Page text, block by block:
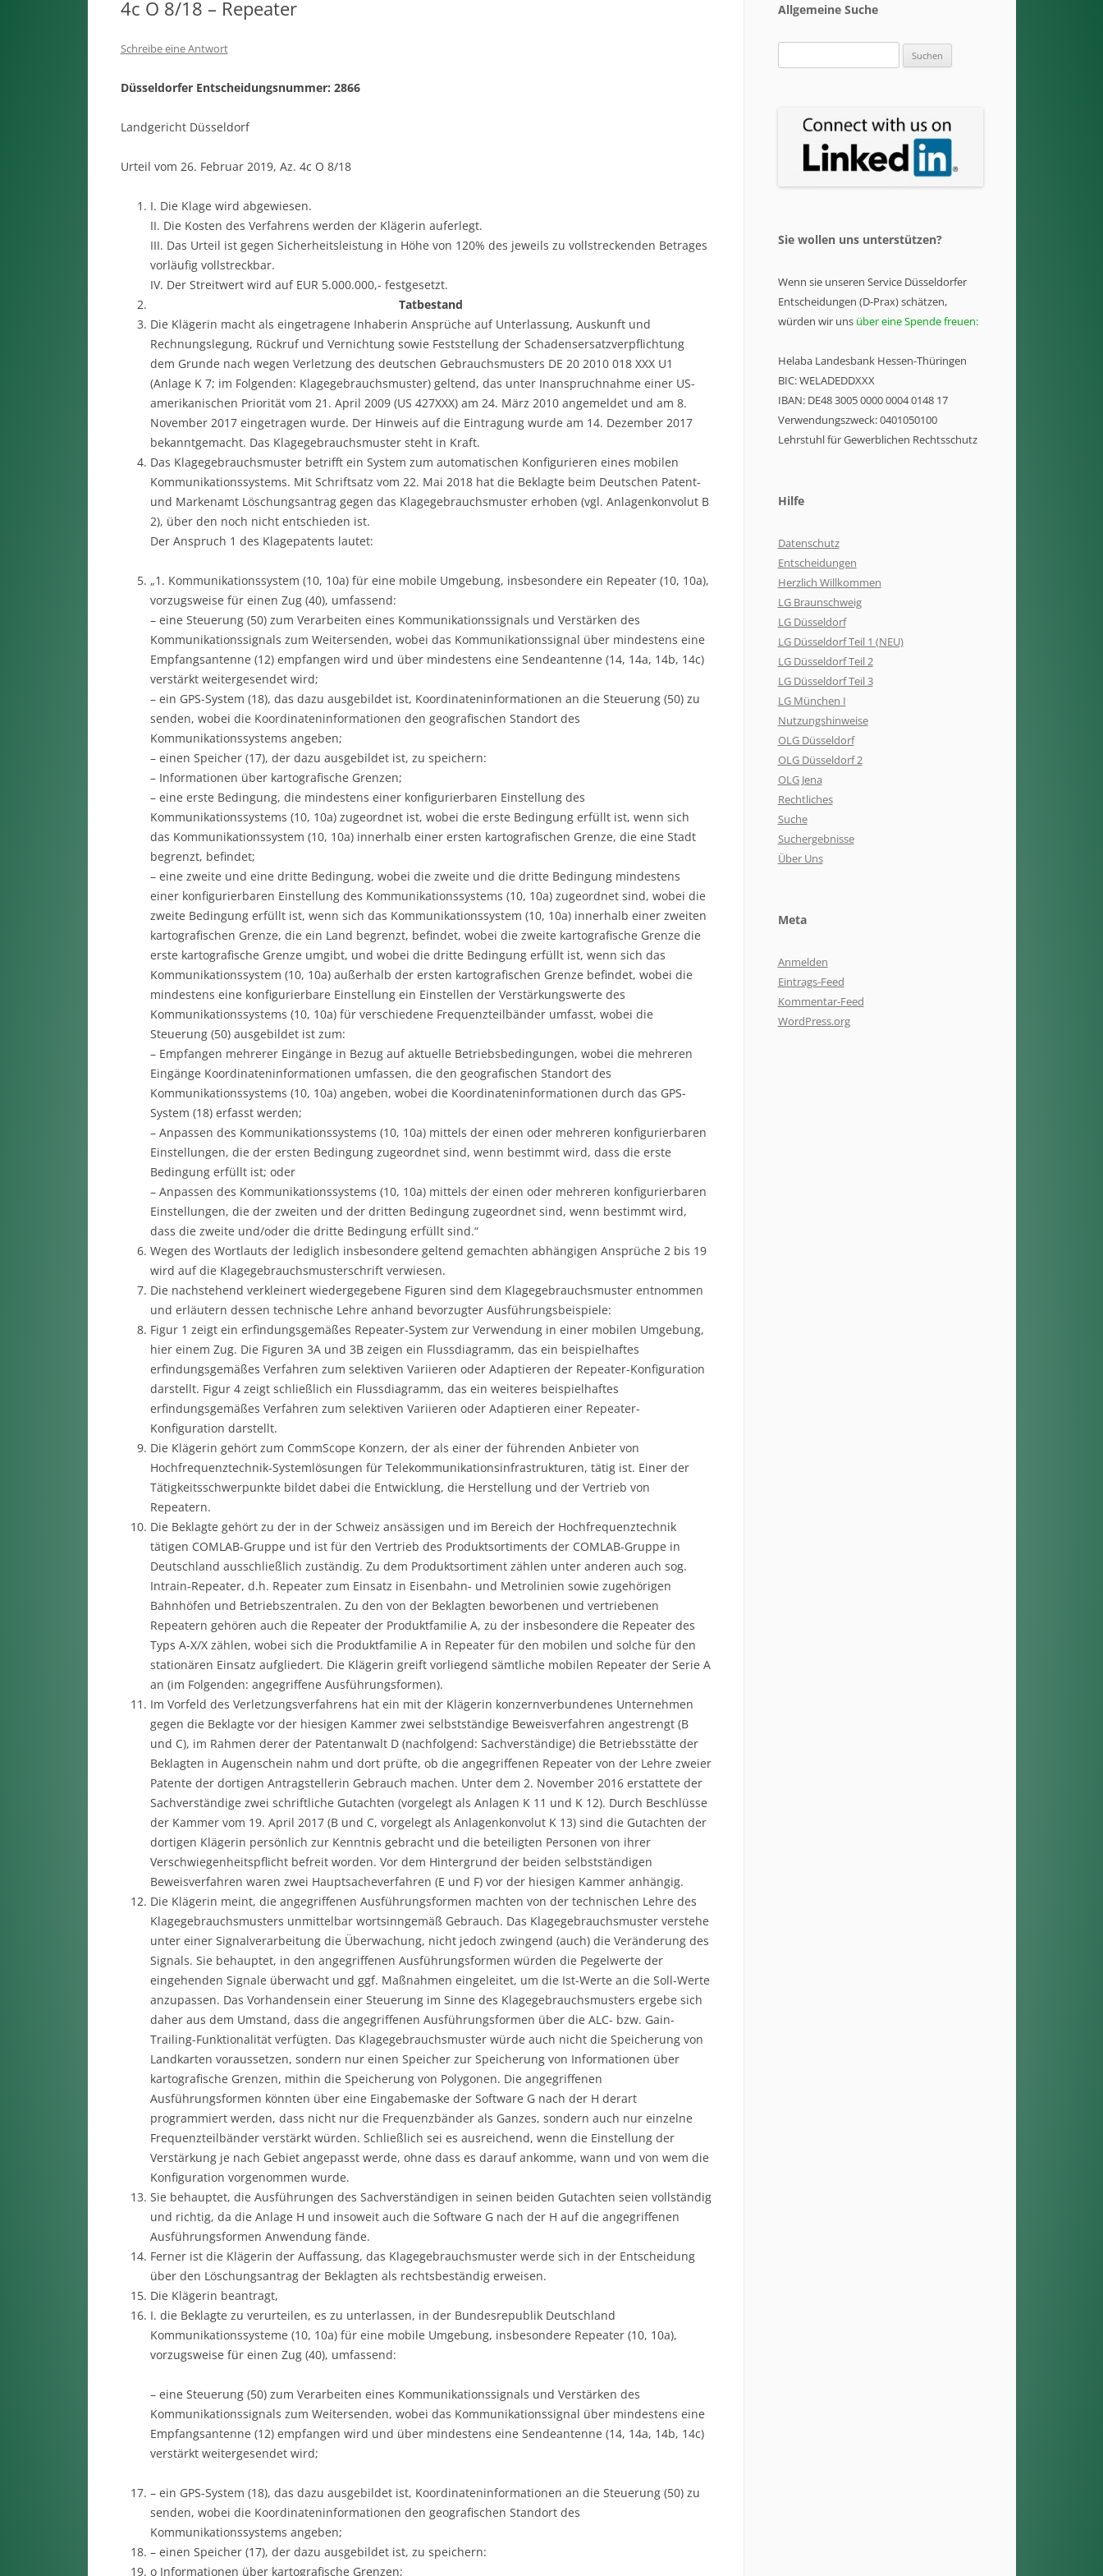
4c O 8/18 – Repeater
Schreibe eine Antwort
Düsseldorfer Entscheidungsnummer: 2866
Landgericht Düsseldorf
Urteil vom 26. Februar 2019, Az. 4c O 8/18
I. Die Klage wird abgewiesen.
II. Die Kosten des Verfahrens werden der Klägerin auferlegt.
III. Das Urteil ist gegen Sicherheitsleistung in Höhe von 120% des jeweils zu vollstreckenden Betrages
vorläufig vollstreckbar.
IV. Der Streitwert wird auf EUR 5.000.000,- festgesetzt.
Tatbestand
Die Klägerin macht als eingetragene Inhaberin Ansprüche auf Unterlassung, Auskunft und
Rechnungslegung, Rückruf und Vernichtung sowie Feststellung der Schadensersatzverpflichtung
dem Grunde nach wegen Verletzung des deutschen Gebrauchsmusters DE 20 2010 018 XXX U1
(Anlage K 7; im Folgenden: Klagegebrauchsmuster) geltend, das unter Inanspruchnahme einer US-
amerikanischen Priorität vom 21. April 2009 (US 427XXX) am 24. März 2010 angemeldet und am 8.
November 2017 eingetragen wurde. Der Hinweis auf die Eintragung wurde am 14. Dezember 2017
bekanntgemacht. Das Klagegebrauchsmuster steht in Kraft.
Das Klagegebrauchsmuster betrifft ein System zum automatischen Konfigurieren eines mobilen
Kommunikationssystems. Mit Schriftsatz vom 22. Mai 2018 hat die Beklagte beim Deutschen Patent-
und Markenamt Löschungsantrag gegen das Klagegebrauchsmuster erhoben (vgl. Anlagenkonvolut B
2), über den noch nicht entschieden ist.
Der Anspruch 1 des Klagepatents lautet:
„1. Kommunikationssystem (10, 10a) für eine mobile Umgebung, insbesondere ein Repeater (10, 10a),
vorzugsweise für einen Zug (40), umfassend:
– eine Steuerung (50) zum Verarbeiten eines Kommunikationssignals und Verstärken des
Kommunikationssignals zum Weitersenden, wobei das Kommunikationssignal über mindestens eine
Empfangsantenne (12) empfangen wird und über mindestens eine Sendeantenne (14, 14a, 14b, 14c)
verstärkt weitergesendet wird;
– ein GPS-System (18), das dazu ausgebildet ist, Koordinateninformationen an die Steuerung (50) zu
senden, wobei die Koordinateninformationen den geografischen Standort des
Kommunikationssystems angeben;
– einen Speicher (17), der dazu ausgebildet ist, zu speichern:
– Informationen über kartografische Grenzen;
– eine erste Bedingung, die mindestens einer konfigurierbaren Einstellung des
Kommunikationssystems (10, 10a) zugeordnet ist, wobei die erste Bedingung erfüllt ist, wenn sich
das Kommunikationssystem (10, 10a) innerhalb einer ersten kartografischen Grenze, die eine Stadt
begrenzt, befindet;
– eine zweite und eine dritte Bedingung, wobei die zweite und die dritte Bedingung mindestens
einer konfigurierbaren Einstellung des Kommunikationssystems (10, 10a) zugeordnet sind, wobei die
zweite Bedingung erfüllt ist, wenn sich das Kommunikationssystem (10, 10a) innerhalb einer zweiten
kartografischen Grenze, die ein Land begrenzt, befindet, wobei die zweite kartografische Grenze die
erste kartografische Grenze umgibt, und wobei die dritte Bedingung erfüllt ist, wenn sich das
Kommunikationssystem (10, 10a) außerhalb der ersten kartografischen Grenze befindet, wobei die
mindestens eine konfigurierbare Einstellung ein Einstellen der Verstärkungswerte des
Kommunikationssystems (10, 10a) für verschiedene Frequenzteilbänder umfasst, wobei die
Steuerung (50) ausgebildet ist zum:
– Empfangen mehrerer Eingänge in Bezug auf aktuelle Betriebsbedingungen, wobei die mehreren
Eingänge Koordinateninformationen umfassen, die den geografischen Standort des
Kommunikationssystems (10, 10a) angeben, wobei die Koordinateninformationen durch das GPS-
System (18) erfasst werden;
– Anpassen des Kommunikationssystems (10, 10a) mittels der einen oder mehreren konfigurierbaren
Einstellungen, die der ersten Bedingung zugeordnet sind, wenn bestimmt wird, dass die erste
Bedingung erfüllt ist; oder
– Anpassen des Kommunikationssystems (10, 10a) mittels der einen oder mehreren konfigurierbaren
Einstellungen, die der zweiten und der dritten Bedingung zugeordnet sind, wenn bestimmt wird,
dass die zweite und/oder die dritte Bedingung erfüllt sind.“
Wegen des Wortlauts der lediglich insbesondere geltend gemachten abhängigen Ansprüche 2 bis 19
wird auf die Klagegebrauchsmusterschrift verwiesen.
Die nachstehend verkleinert wiedergegebene Figuren sind dem Klagegebrauchsmuster entnommen
und erläutern dessen technische Lehre anhand bevorzugter Ausführungsbeispiele:
Figur 1 zeigt ein erfindungsgemäßes Repeater-System zur Verwendung in einer mobilen Umgebung,
hier einem Zug. Die Figuren 3A und 3B zeigen ein Flussdiagramm, das ein beispielhaftes
erfindungsgemäßes Verfahren zum selektiven Variieren oder Adaptieren der Repeater-Konfiguration
darstellt. Figur 4 zeigt schließlich ein Flussdiagramm, das ein weiteres beispielhaftes
erfindungsgemäßes Verfahren zum selektiven Variieren oder Adaptieren einer Repeater-
Konfiguration darstellt.
Die Klägerin gehört zum CommScope Konzern, der als einer der führenden Anbieter von
Hochfrequenztechnik-Systemlösungen für Telekommunikationsinfrastrukturen, tätig ist. Einer der
Tätigkeitsschwerpunkte bildet dabei die Entwicklung, die Herstellung und der Vertrieb von
Repeatern.
Die Beklagte gehört zu der in der Schweiz ansässigen und im Bereich der Hochfrequenztechnik
tätigen COMLAB-Gruppe und ist für den Vertrieb des Produktsortiments der COMLAB-Gruppe in
Deutschland ausschließlich zuständig. Zu dem Produktsortiment zählen unter anderen auch sog.
Intrain-Repeater, d.h. Repeater zum Einsatz in Eisenbahn- und Metrolinien sowie zugehörigen
Bahnhöfen und Betriebszentralen. Zu den von der Beklagten beworbenen und vertriebenen
Repeatern gehören auch die Repeater der Produktfamilie A, zu der insbesondere die Repeater des
Typs A-X/X zählen, wobei sich die Produktfamilie A in Repeater für den mobilen und solche für den
stationären Einsatz aufgliedert. Die Klägerin greift vorliegend sämtliche mobilen Repeater der Serie A
an (im Folgenden: angegriffene Ausführungsformen).
Im Vorfeld des Verletzungsverfahrens hat ein mit der Klägerin konzernverbundenes Unternehmen
gegen die Beklagte vor der hiesigen Kammer zwei selbstständige Beweisverfahren angestrengt (B
und C), im Rahmen derer der Patentanwalt D (nachfolgend: Sachverständige) die Betriebsstätte der
Beklagten in Augenschein nahm und dort prüfte, ob die angegriffenen Repeater von der Lehre zweier
Patente der dortigen Antragstellerin Gebrauch machen. Unter dem 2. November 2016 erstattete der
Sachverständige zwei schriftliche Gutachten (vorgelegt als Anlagen K 11 und K 12). Durch Beschlüsse
der Kammer vom 19. April 2017 (B und C, vorgelegt als Anlagenkonvolut K 13) sind die Gutachten der
dortigen Klägerin persönlich zur Kenntnis gebracht und die beteiligten Personen von ihrer
Verschwiegenheitspflicht befreit worden. Vor dem Hintergrund der beiden selbstständigen
Beweisverfahren waren zwei Hauptsacheverfahren (E und F) vor der hiesigen Kammer anhängig.
Die Klägerin meint, die angegriffenen Ausführungsformen machten von der technischen Lehre des
Klagegebrauchsmusters unmittelbar wortsinngemäß Gebrauch. Das Klagegebrauchsmuster verstehe
unter einer Signalverarbeitung die Überwachung, nicht jedoch zwingend (auch) die Veränderung des
Signals. Sie behauptet, in den angegriffenen Ausführungsformen würden die Pegelwerte der
eingehenden Signale überwacht und ggf. Maßnahmen eingeleitet, um die Ist-Werte an die Soll-Werte
anzupassen. Das Vorhandensein einer Steuerung im Sinne des Klagegebrauchsmusters ergebe sich
daher aus dem Umstand, dass die angegriffenen Ausführungsformen über die ALC- bzw. Gain-
Trailing-Funktionalität verfügten. Das Klagegebrauchsmuster würde auch nicht die Speicherung von
Landkarten voraussetzen, sondern nur einen Speicher zur Speicherung von Informationen über
kartografische Grenzen, mithin die Speicherung von Polygonen. Die angegriffenen
Ausführungsformen könnten über eine Eingabemaske der Software G nach der H derart
programmiert werden, dass nicht nur die Frequenzbänder als Ganzes, sondern auch nur einzelne
Frequenzteilbänder verstärkt würden. Schließlich sei es ausreichend, wenn die Einstellung der
Verstärkung je nach Gebiet angepasst werde, ohne dass es darauf ankomme, wann und von wem die
Konfiguration vorgenommen wurde.
Sie behauptet, die Ausführungen des Sachverständigen in seinen beiden Gutachten seien vollständig
und richtig, da die Anlage H und insoweit auch die Software G nach der H auf die angegriffenen
Ausführungsformen Anwendung fände.
Ferner ist die Klägerin der Auffassung, das Klagegebrauchsmuster werde sich in der Entscheidung
über den Löschungsantrag der Beklagten als rechtsbeständig erweisen.
Die Klägerin beantragt,
I. die Beklagte zu verurteilen, es zu unterlassen, in der Bundesrepublik Deutschland
Kommunikationssysteme (10, 10a) für eine mobile Umgebung, insbesondere Repeater (10, 10a),
vorzugsweise für einen Zug (40), umfassend:
– eine Steuerung (50) zum Verarbeiten eines Kommunikationssignals und Verstärken des
Kommunikationssignals zum Weitersenden, wobei das Kommunikationssignal über mindestens eine
Empfangsantenne (12) empfangen wird und über mindestens eine Sendeantenne (14, 14a, 14b, 14c)
verstärkt weitergesendet wird;
– ein GPS-System (18), das dazu ausgebildet ist, Koordinateninformationen an die Steuerung (50) zu
senden, wobei die Koordinateninformationen den geografischen Standort des
Kommunikationssystems angeben;
– einen Speicher (17), der dazu ausgebildet ist, zu speichern:
o Informationen über kartografische Grenzen;
Allgemeine Suche
nach:
Sie wollen uns unterstützen?
Wenn sie unseren Service Düsseldorfer
Entscheidungen (D-Prax) schätzen,
würden wir uns über eine Spende freuen:
Helaba Landesbank Hessen-Thüringen
BIC: WELADEDDXXX
IBAN: DE48 3005 0000 0004 0148 17
Verwendungszweck: 0401050100
Lehrstuhl für Gewerblichen Rechtsschutz
Hilfe
Datenschutz
Entscheidungen
Herzlich Willkommen
LG Braunschweig
LG Düsseldorf
LG Düsseldorf Teil 1 (NEU)
LG Düsseldorf Teil 2
LG Düsseldorf Teil 3
LG München I
Nutzungshinweise
OLG Düsseldorf
OLG Düsseldorf 2
OLG Jena
Rechtliches
Suche
Suchergebnisse
Über Uns
Meta
Anmelden
Eintrags-Feed
Kommentar-Feed
WordPress.org